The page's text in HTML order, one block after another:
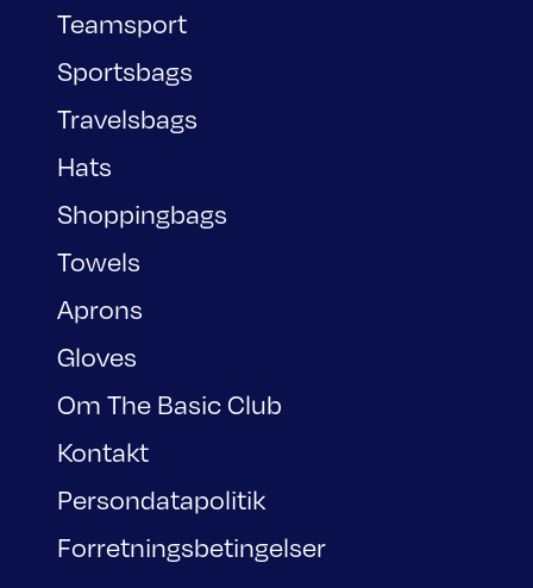
Teamsport
Sportsbags
Travelsbags
Hats
Shoppingbags
Towels
Aprons
Gloves
Om The Basic Club
Kontakt
Persondatapolitik
Forretningsbetingelser